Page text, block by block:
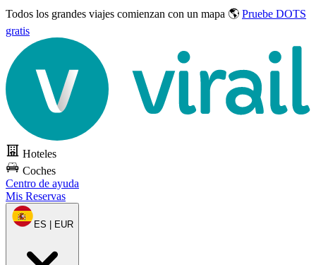
Todos los grandes viajes comienzan con un mapa 🌎 Pruebe DOTS
gratis
Hoteles
Coches
Centro de ayuda
Mis Reservas
ES | EUR